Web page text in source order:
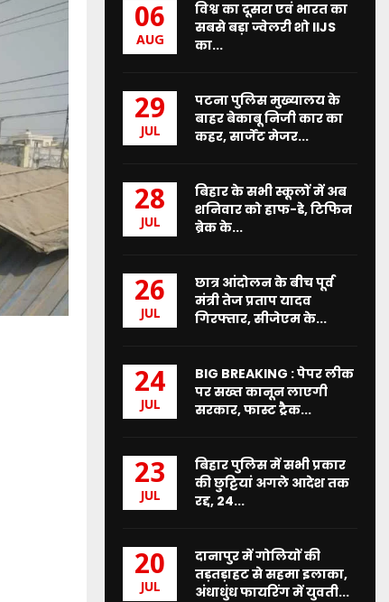
06
AUG
विश्व का दूसरा एवं भारत का
सबसे बड़ा ज्वेलरी शो IIJS
का...
29
JUL
पटना पुलिस मुख्यालय के
बाहर बेकाबू निजी कार का
कहर, सार्जेंट मेजर...
28
JUL
बिहार के सभी स्कूलों में अब
शनिवार को हाफ-डे, टिफिन
ब्रेक के...
26
JUL
छात्र आंदोलन के बीच पूर्व
मंत्री तेज प्रताप यादव
गिरफ्तार, सीजेएम के...
24
JUL
BIG BREAKING : पेपर लीक
पर सख्त कानून लाएगी
सरकार, फास्ट ट्रैक...
23
JUL
बिहार पुलिस में सभी प्रकार
की छुट्टियां अगले आदेश तक
रद्द, 24...
20
JUL
दानापुर में गोलियों की
तड़तड़ाहट से सहमा इलाका,
अंधाधुंध फायरिंग में युवती...